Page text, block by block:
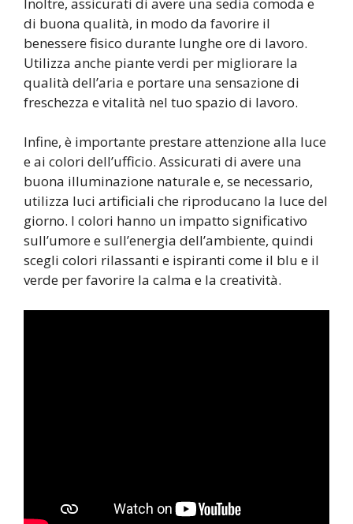
di buona qualità, in modo da favorire il
benessere fisico durante lunghe ore di lavoro.
Utilizza anche piante verdi per migliorare la
qualità dell’aria e portare una sensazione di
freschezza e vitalità nel tuo spazio di lavoro.
Infine, è importante prestare attenzione alla luce
e ai colori dell’ufficio. Assicurati di avere una
buona illuminazione naturale e, se necessario,
utilizza luci artificiali che riproducano la luce del
giorno. I colori hanno un impatto significativo
sull’umore e sull’energia dell’ambiente, quindi
scegli colori rilassanti e ispiranti come il blu e il
verde per favorire la calma e la creatività.